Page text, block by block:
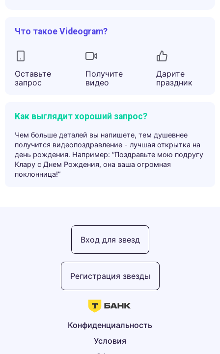
Что такое Videogram?
Оставьте
запрос
Получите
видео
Дарите
праздник
Как выглядит хороший запрос?
Чем больше деталей вы напишете, тем душевнее
получится видеопоздравление - лучшая открытка на
день рождения. Например: “Поздравьте мою подругу
Клару с Днем Рождения, она ваша огромная
поклонница!”
Условия
Конфиденциальность
Регистрация звезды
Вход для звезд